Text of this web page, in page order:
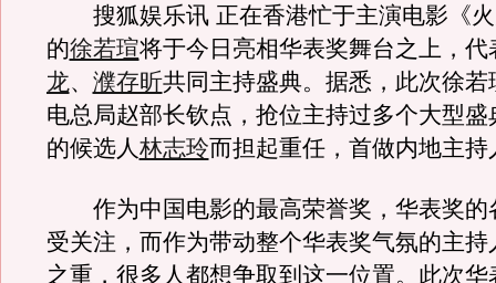
搜狐娱乐讯 正在香港忙于主演电影《火
的徐若瑄将于今日亮相华表奖舞台之上，代
龙、 濮存昕共同主持盛典。据悉，此次徐若
电总局赵部长钦点，抢位主持过多个大型盛
的候选人林志玲而担起重任，首做内地主持
作为中国电影的最高荣誉奖，华表奖的
受关注，而作为带动整个华表奖气氛的主持
之重，很多人都想争取到这一位置。此次